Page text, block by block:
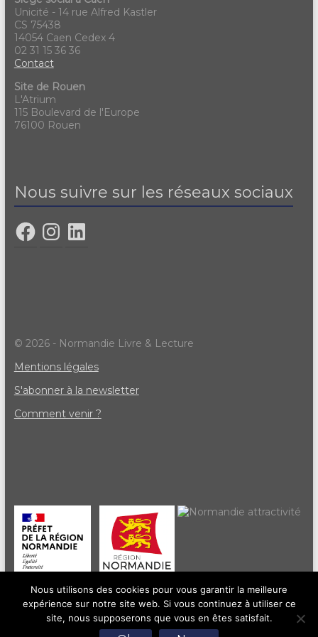
Unicité - 14 rue Alfred Kastler
CS 75438
14054 Caen Cedex 4
02 31 15 36 36
Contact
Site de Rouen
L'Atrium
115 Boulevard de l'Europe
76100 Rouen
Nous suivre sur les réseaux sociaux
© 2026 - Normandie Livre & Lecture
Mentions légales
S'abonner à la newsletter
Comment venir ?
Nous utilisons des cookies pour vous garantir la meilleure
expérience sur notre site web. Si vous continuez à utiliser ce
site, nous supposerons que vous en êtes satisfait.